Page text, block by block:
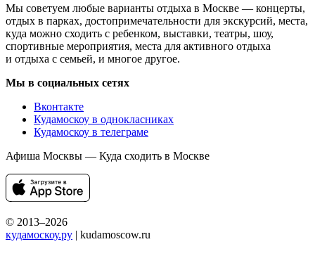
Мы советуем любые варианты отдыха в Москве — концерты,
отдых в парках, достопримечательности для экскурсий, места,
куда можно сходить с ребенком, выставки, театры, шоу,
спортивные мероприятия, места для активного отдыха
и отдыха с семьей, и многое другое.
Мы в социальных сетях
Вконтакте
Кудамоскоу в однокласниках
Кудамоскоу в телеграме
Афиша Москвы — Куда сходить в Москве
© 2013–2026
кудамоскоу.ру | kudamoscow.ru